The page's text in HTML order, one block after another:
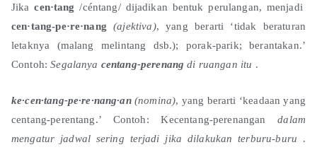
Jikacen·tang /céntang/ dijadikan bentuk perulangan, menjadi
cen·tang-pe·re·nang
(ajektiva), yang berarti ‘tidak beraturan
letaknya (malang melintang dsb.); porak-parik; berantakan.’
Contoh:Segalanya centang-perenang di ruangan itu .
ke·cen·tang-pe·re·nang·an(nomina), yang berarti ‘keadaan yang
centang-perentang.’ Contoh: Kecentang-perenangandalam
mengatur jadwal sering terjadi jika dilakukan terburu-buru .